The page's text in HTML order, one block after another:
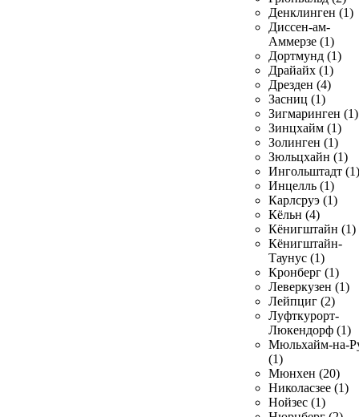
Денклинген (1)
Диссен-ам-
Аммерзе (1)
Дортмунд (1)
Драйайх (1)
Дрезден (4)
Засниц (1)
Зигмаринген (1)
Зинцхайм (1)
Золинген (1)
Зюльцхайн (1)
Ингольштадт (1)
Инцелль (1)
Карлсруэ (1)
Кёльн (4)
Кёнигштайн (1)
Кёнигштайн-
Таунус (1)
Кронберг (1)
Леверкузен (1)
Лейпциг (2)
Луфткурорт-
Люкендорф (1)
Мюльхайм-на-
(1)
Мюнхен (20)
Николасзее (1)
Нойзес (1)